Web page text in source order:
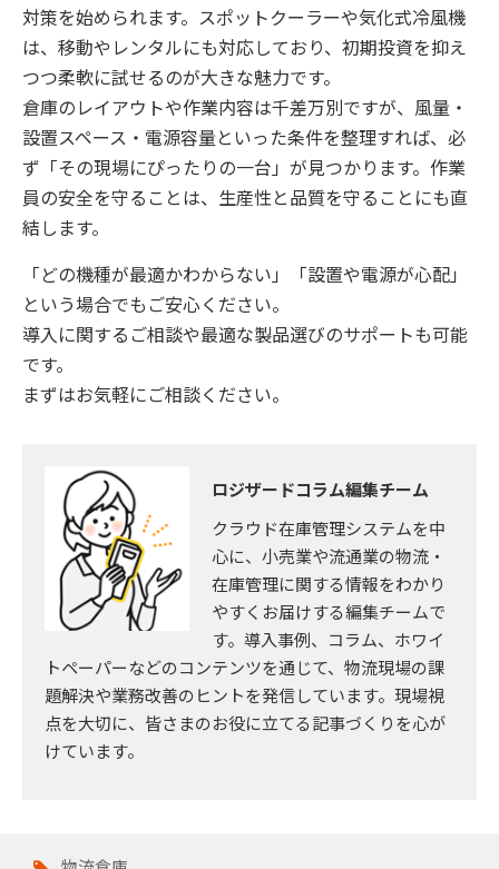
対策を始められます。スポットクーラーや気化式冷風機
は、移動やレンタルにも対応しており、初期投資を抑え
つつ柔軟に試せるのが大きな魅力です。
倉庫のレイアウトや作業内容は千差万別ですが、風量・
設置スペース・電源容量といった条件を整理すれば、必
ず「その現場にぴったりの一台」が見つかります。作業
員の安全を守ることは、生産性と品質を守ることにも直
結します。
「どの機種が最適かわからない」「設置や電源が心配」
という場合でもご安心ください。
導入に関するご相談や最適な製品選びのサポートも可能
です。
まずはお気軽にご相談ください。
ロジザードコラム編集チーム
クラウド在庫管理システムを中
心に、小売業や流通業の物流・
在庫管理に関する情報をわかり
やすくお届けする編集チームで
す。導入事例、コラム、ホワイ
トペーパーなどのコンテンツを通じて、物流現場の課
題解決や業務改善のヒントを発信しています。現場視
点を大切に、皆さまのお役に立てる記事づくりを心が
けています。